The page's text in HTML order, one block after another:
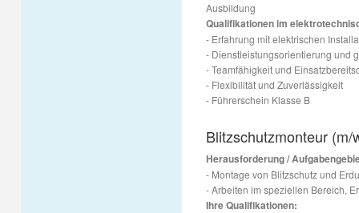
Ausbildung
Qualifikationen im
- Erfahrung mit elektrischen
- Dienstleistungsorientierung und
- Teamfähigkeit und
- Flexibilität und Zuverlässigkeit
- Führerschein Klasse B
Blitzschutzmonteur (m/
Herausforderung /
- Montage von Blitzschutz und
- Arbeiten im speziellen Bereich,
Ihre Qualifikationen: